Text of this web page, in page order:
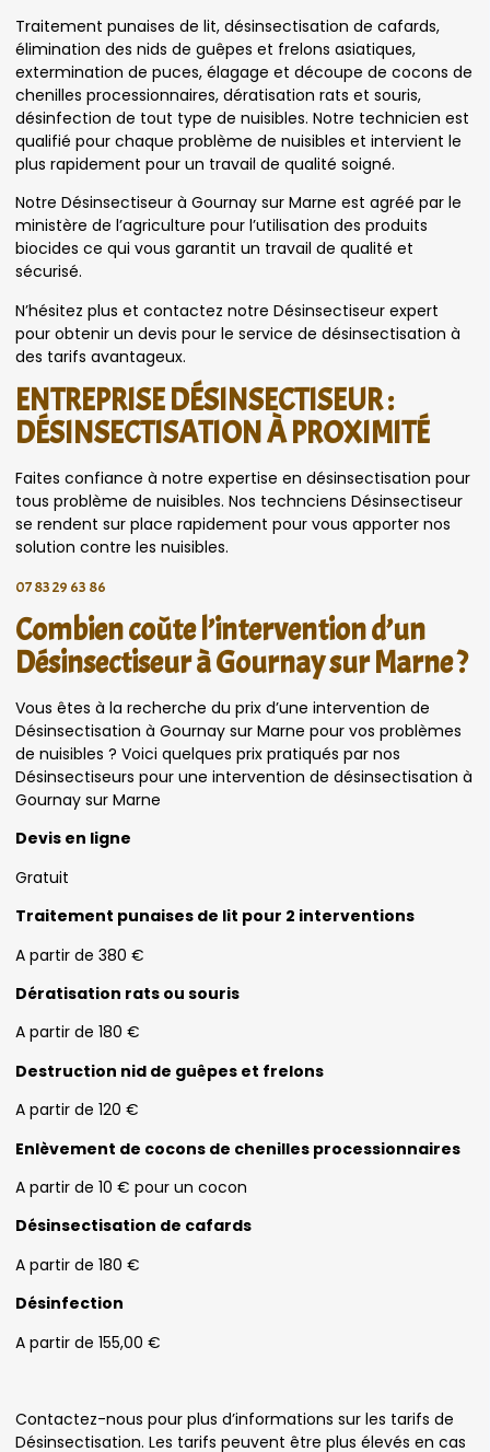
Traitement punaises de lit, désinsectisation de cafards,
élimination des nids de guêpes et frelons asiatiques,
extermination de puces, élagage et découpe de cocons de
chenilles processionnaires, dératisation rats et souris,
désinfection de tout type de nuisibles. Notre technicien est
qualifié pour chaque problème de nuisibles et intervient le
plus rapidement pour un travail de qualité soigné.
Notre Désinsectiseur à Gournay sur Marne est agréé par le
ministère de l’agriculture pour l’utilisation des produits
biocides ce qui vous garantit un travail de qualité et
sécurisé.
N’hésitez plus et contactez notre Désinsectiseur expert
pour obtenir un devis pour le service de désinsectisation à
des tarifs avantageux.
ENTREPRISE DÉSINSECTISEUR :
DÉSINSECTISATION À PROXIMITÉ
Faites confiance à notre expertise en désinsectisation pour
tous problème de nuisibles. Nos technciens Désinsectiseur
se rendent sur place rapidement pour vous apporter nos
solution contre les nuisibles.
07 83 29 63 86
Combien coûte l’intervention d’un
Désinsectiseur à Gournay sur Marne ?
Vous êtes à la recherche du prix d’une intervention de
Désinsectisation à Gournay sur Marne pour vos problèmes
de nuisibles ? Voici quelques prix pratiqués par nos
Désinsectiseurs pour une intervention de désinsectisation à
Gournay sur Marne
Devis en ligne
Gratuit
Traitement punaises de lit pour 2 interventions
A partir de 380 €
Dératisation rats ou souris
A partir de 180 €
Destruction nid de guêpes et frelons
A partir de 120 €
Enlèvement de cocons de chenilles processionnaires
A partir de 10 € pour un cocon
Désinsectisation de cafards
A partir de 180 €
Désinfection
A partir de 155,00 €
Contactez-nous pour plus d’informations sur les tarifs de
Désinsectisation. Les tarifs peuvent être plus élevés en cas